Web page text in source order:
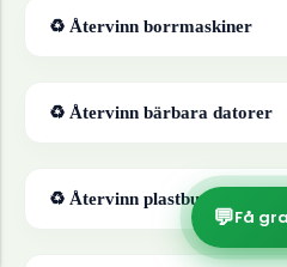
♻ Återvinn borrmaskiner
♻ Återvinn bärbara datorer
♻ Återvinn plastburkar
💬Få